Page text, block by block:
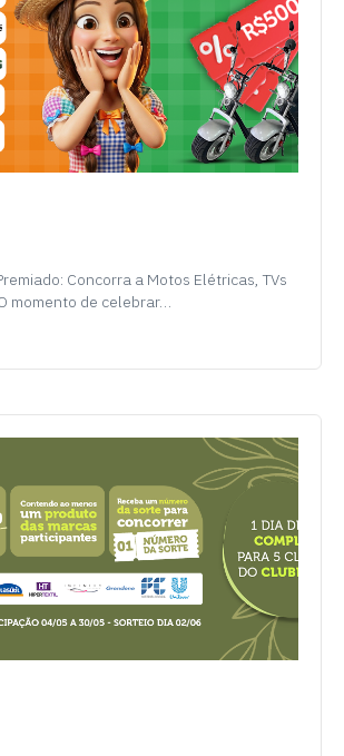
Concorra a Motos Elétricas, TVs
momento de celebrar…